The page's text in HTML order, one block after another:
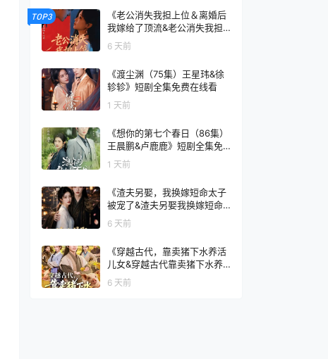
TOP3
《老公消失我担上位＆离婚后
我嫁给了顶流&老公消失我担
上位离婚后我嫁给了顶流（76
集）李卓扬＆邓灵枢》短剧全
6 天前
《渡尘渊（75集）王星玮&徐
轸轸》短剧全集免费在线看
1 天前
《想你的第七个春日（86集）
王晨鹏&卢鹿鹿》短剧全集免
费在线看
1 天前
《渣夫另娶，我换嫁短命太子
被宠了&渣夫另娶我换嫁短命
太子被宠了（77集）AI短剧》
短剧全集免费在线看
6 天前
《穿越古代，靠卖猪下水养活
儿女&穿越古代靠卖猪下水养
活儿女（88集）杨霖＆牛欣欣
＆仲子睿＆徐大宁》短剧全集
6 天前